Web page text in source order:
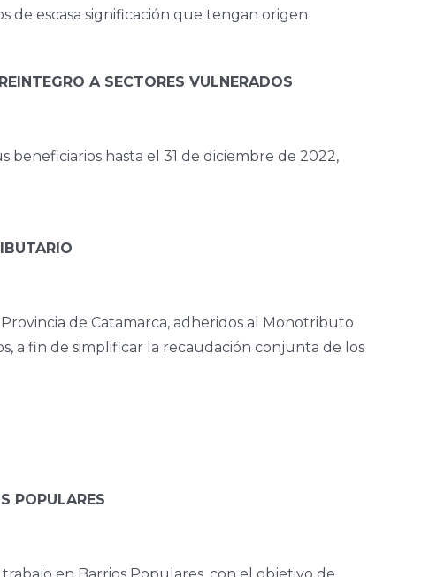
de escasa significación que tengan origen
A SECTORES VULNERADOS
hasta el 31 de diciembre de 2022,
de Catamarca, adheridos al Monotributo
a fin de simplificar la recaudación conjunta de los
POPULARES